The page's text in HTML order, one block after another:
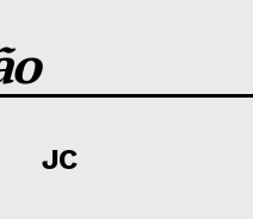
JC